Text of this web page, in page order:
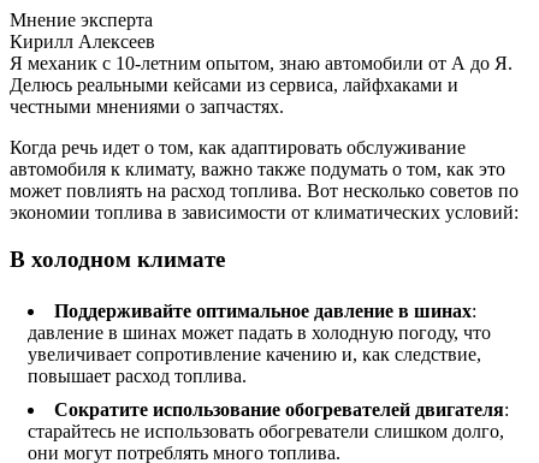
Мнение эксперта
Кирилл Алексеев
Я механик с 10-летним опытом, знаю автомобили от А до Я.
Делюсь реальными кейсами из сервиса, лайфхаками и
честными мнениями о запчастях.
Когда речь идет о том, как адаптировать обслуживание
автомобиля к климату, важно также подумать о том, как это
может повлиять на расход топлива. Вот несколько советов по
экономии топлива в зависимости от климатических условий:
В холодном климате
Поддерживайте оптимальное давление в шинах:
давление в шинах может падать в холодную погоду, что
увеличивает сопротивление качению и, как следствие,
повышает расход топлива.
Сократите использование обогревателей двигателя:
старайтесь не использовать обогреватели слишком долго,
они могут потреблять много топлива.